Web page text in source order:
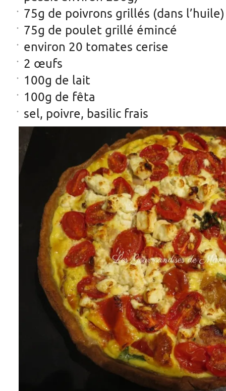
75g de poivrons grillés (dans l’huile)
75g de poulet grillé émincé
environ 20 tomates cerise
2 œufs
100g de lait
100g de fêta
sel, poivre, basilic frais